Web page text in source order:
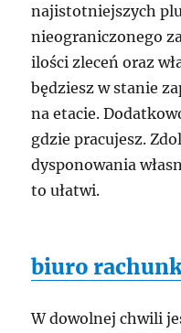
najistotniejszych
nieograniczonego
ilości zleceń oraz
będziesz w stanie
na etacie.
gdzie pracujesz.
dysponowania
to ułatwi.
biuro
W dowolnej chwili